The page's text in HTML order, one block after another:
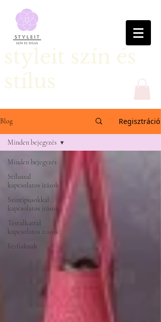
styleit szín és
stílus
Blog Regisztráció
Minden bejegyzés
Stílussal
kapcsolatos írások
Színtípusokkal
kapcsolatos írások
Testalkattal
kapcsolatos írások
Férfiaknak
Minden bejegyzés